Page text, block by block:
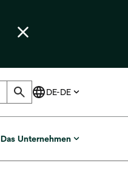
Das Unternehmen